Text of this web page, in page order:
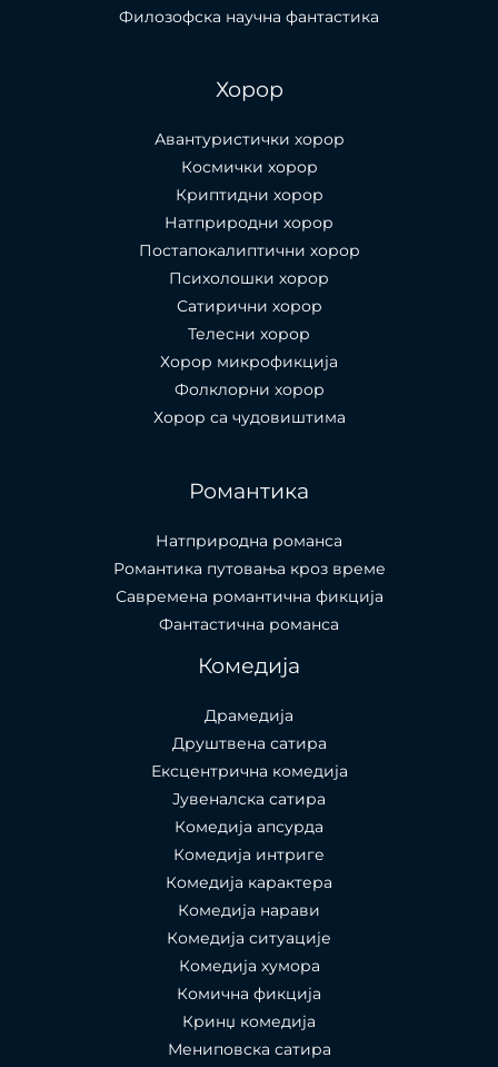
Филозофска научна фантастика
Хорор
Авантуристички хорор
Космички хорор
Криптидни хорор
Натприродни хорор
Постапокалиптични хорор
Психолошки хорор
Сатирични хорор
Телесни хорор
Хорор микрофикција
Фолклорни хорор
Хорор са чудовиштима
Романтика
Натприродна романса
Романтика путовања кроз време
Савремена романтична фикција
Фантастична романса
Комедија
Драмедија
Друштвена сатира
Ексцентрична комедија
Јувеналска сатира
Комедија апсурда
Комедија интриге
Комедија карактера
Комедија нарави
Комедија ситуације
Комедија хумора
Комична фикција
Кринџ комедија
Мениповска сатира